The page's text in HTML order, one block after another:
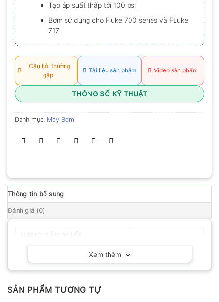
Tạo áp suất thấp tới 100 psi
Bơm sử dụng cho Fluke 700 series và FLuke
717
Câu hỏi thường
gặp
Tài liệu sản phẩm Video sản phẩm
THÔNG SỐ KỸ THUẬT
Danh mục: Máy Bơm
Thông tin bổ sung
Đánh giá (0)
Xem thêm
SẢN PHẨM TƯƠNG TỰ